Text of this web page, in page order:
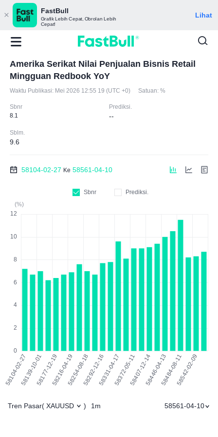
FastBull
Grafik Lebih Cepat, Obrolan Lebih
Cepat!
Lihat
Amerika Serikat Nilai Penjualan Bisnis Retail
Mingguan Redbook YoY
Waktu Publikasi: Mei 2026 12:55 19 (UTC +0) Satuan: %
Sbnr
8.1
Prediksi.
--
Sblm.
9.6
58104-02-27 Ke 58561-04-10
Sbnr
Prediksi.
(%)
Tren Pasar( XAUUSD ) 1m 58561-04-10